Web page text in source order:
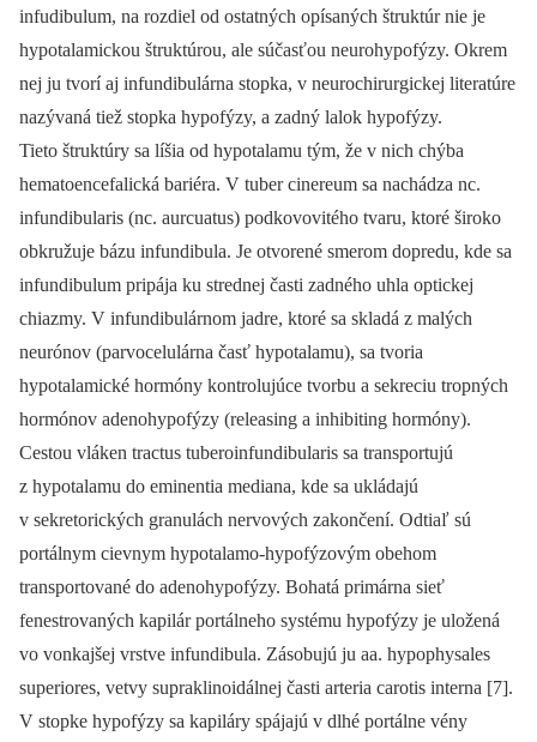
infudibulum, na rozdiel od ostatných opísaných štruktúr nie je
hypotalamickou štruktúrou, ale súčasťou neurohypofýzy. Okrem
nej ju tvorí aj infundibulárna stopka, v neurochirurgickej literatúre
nazývaná tiež stopka hypofýzy, a zadný lalok hypofýzy.
Tieto štruktúry sa líšia od hypotalamu tým, že v nich chýba
hematoencefalická bariéra. V tuber cinereum sa nachádza nc.
infundibularis (nc. aurcuatus) podkovovitého tvaru, ktoré široko
obkružuje bázu infundibula. Je otvorené smerom dopredu, kde sa
infundibulum pripája ku strednej časti zadného uhla optickej
chiazmy. V infundibulárnom jadre, ktoré sa skladá z malých
neurónov (parvocelulárna časť hypotalamu), sa tvoria
hypotalamické hormóny kontrolujúce tvorbu a sekreciu tropných
hormónov adenohypofýzy (releasing a inhibiting hormóny).
Cestou vláken tractus tuberoinfundibularis sa transportujú
z hypotalamu do eminentia mediana, kde sa ukládajú
v sekretorických granulách nervových zakončení. Odtiaľ sú
portálnym cievnym hypotalamo-hypofýzovým obehom
transportované do adenohypofýzy. Bohatá primárna sieť
fenestrovaných kapilár portálneho sy­stému hypofýzy je uložená
vo vonkajšej vrstve infundibula. Zásobujú ju aa. hypophysales
superiores, vetvy supraklinoidálnej časti arteria carotis interna [7].
V stopke hypofýzy sa kapiláry spájajú v dlhé portálne vény